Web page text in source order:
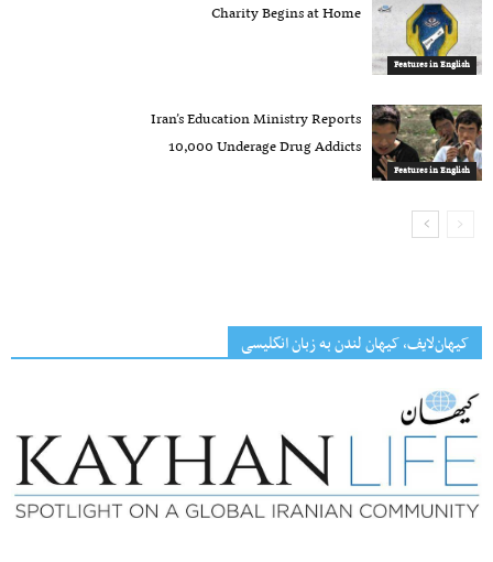
Features in English
Charity Begins at Home
Features in English
Iran’s Education Ministry Reports
10,000 Underage Drug Addicts
کیهان‌لایف، کیهان لندن به زبان انگلیسی